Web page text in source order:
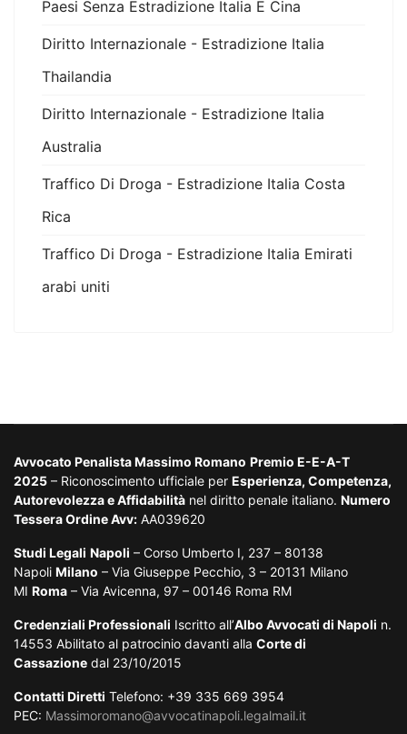
Paesi Senza Estradizione Italia E Cina
Diritto Internazionale - Estradizione Italia
Thailandia
Diritto Internazionale - Estradizione Italia
Australia
Traffico Di Droga - Estradizione Italia Costa
Rica
Traffico Di Droga - Estradizione Italia Emirati
arabi uniti
Avvocato Penalista Massimo Romano Premio E-E-A-T
2025 – Riconoscimento ufficiale per Esperienza, Competenza,
Autorevolezza e Affidabilità nel diritto penale italiano. Numero
Tessera Ordine Avv: AA039620
Studi Legali Napoli – Corso Umberto I, 237 – 80138
Napoli Milano – Via Giuseppe Pecchio, 3 – 20131 Milano
MI Roma – Via Avicenna, 97 – 00146 Roma RM
Credenziali Professionali Iscritto all’Albo Avvocati di Napoli n.
14553 Abilitato al patrocinio davanti alla Corte di
Cassazione dal 23/10/2015
Contatti Diretti Telefono: +39 335 669 3954
PEC: Massimoromano@avvocatinapoli.legalmail.it